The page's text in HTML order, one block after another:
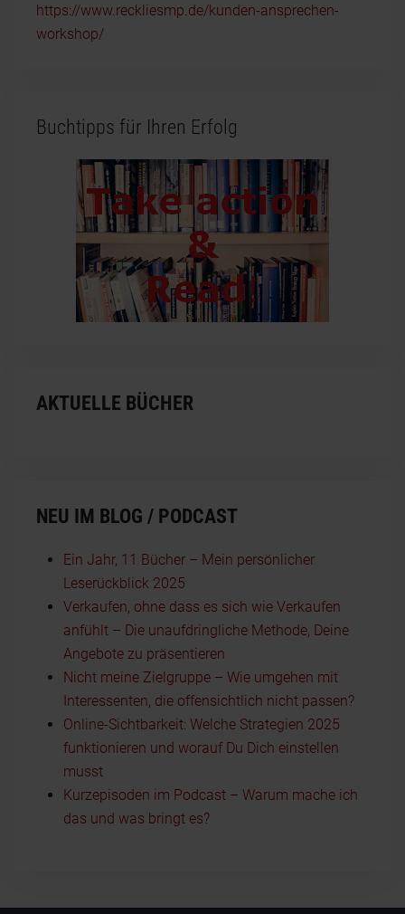
https://www.reckliesmp.de/kunden-ansprechen-
workshop/
Buchtipps für Ihren Erfolg
AKTUELLE BÜCHER
NEU IM BLOG / PODCAST
Ein Jahr, 11 Bücher – Mein persönlicher
Leserückblick 2025
Verkaufen, ohne dass es sich wie Verkaufen
anfühlt – Die unaufdringliche Methode, Deine
Angebote zu präsentieren
Nicht meine Zielgruppe – Wie umgehen mit
Interessenten, die offensichtlich nicht passen?
Online-Sichtbarkeit: Welche Strategien 2025
funktionieren und worauf Du Dich einstellen
musst
Kurzepisoden im Podcast – Warum mache ich
das und was bringt es?